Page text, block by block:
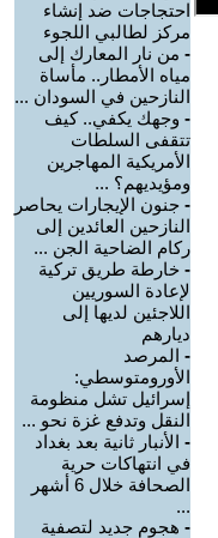
احتجاجات ضد إنشاء
مركز لطالبي اللجوء
- من نار المعارك إلى
مياه الأمطار.. مأساة
النازحين في السودان ...
- وجهك يكفي.. كيف
تتقفى السلطات
الأمريكية المهاجرين
ومؤيديهم؟ ...
- جنون الإيجارات يحاصر
النازحين العائدين إلى
ركام الضاحية الجن ...
- خارطة طريق تركية
لإعادة السوريين
اللاجئين لديها إلى
ديارهم
- المرصد
الأورومتوسطي:
إسرائيل تشل منظومة
النقل وتدفع غزة نحو ...
- الأنبار ثانية بعد بغداد
في انتهاكات حرية
الصحافة خلال 6 أشهر
...
- هجوم جديد لتصفية